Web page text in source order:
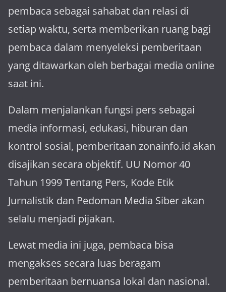
pembaca sebagai sahabat dan relasi di
setiap waktu, serta memberikan ruang bagi
pembaca dalam menyeleksi pemberitaan
yang ditawarkan oleh berbagai media online
saat ini.
Dalam menjalankan fungsi pers sebagai
media informasi, edukasi, hiburan dan
kontrol sosial, pemberitaan zonainfo.id akan
disajikan secara objektif. UU Nomor 40
Tahun 1999 Tentang Pers, Kode Etik
Jurnalistik dan Pedoman Media Siber akan
selalu menjadi pijakan.
Lewat media ini juga, pembaca bisa
mengakses secara luas beragam
pemberitaan bernuansa lokal dan nasional.